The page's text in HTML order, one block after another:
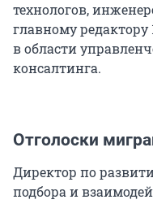
технологов,
главному редактору
в области
консалтинга.
Отголоски
Директор по
подбора и